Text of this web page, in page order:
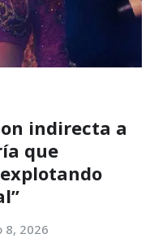
indirecta a
que
8, 2026